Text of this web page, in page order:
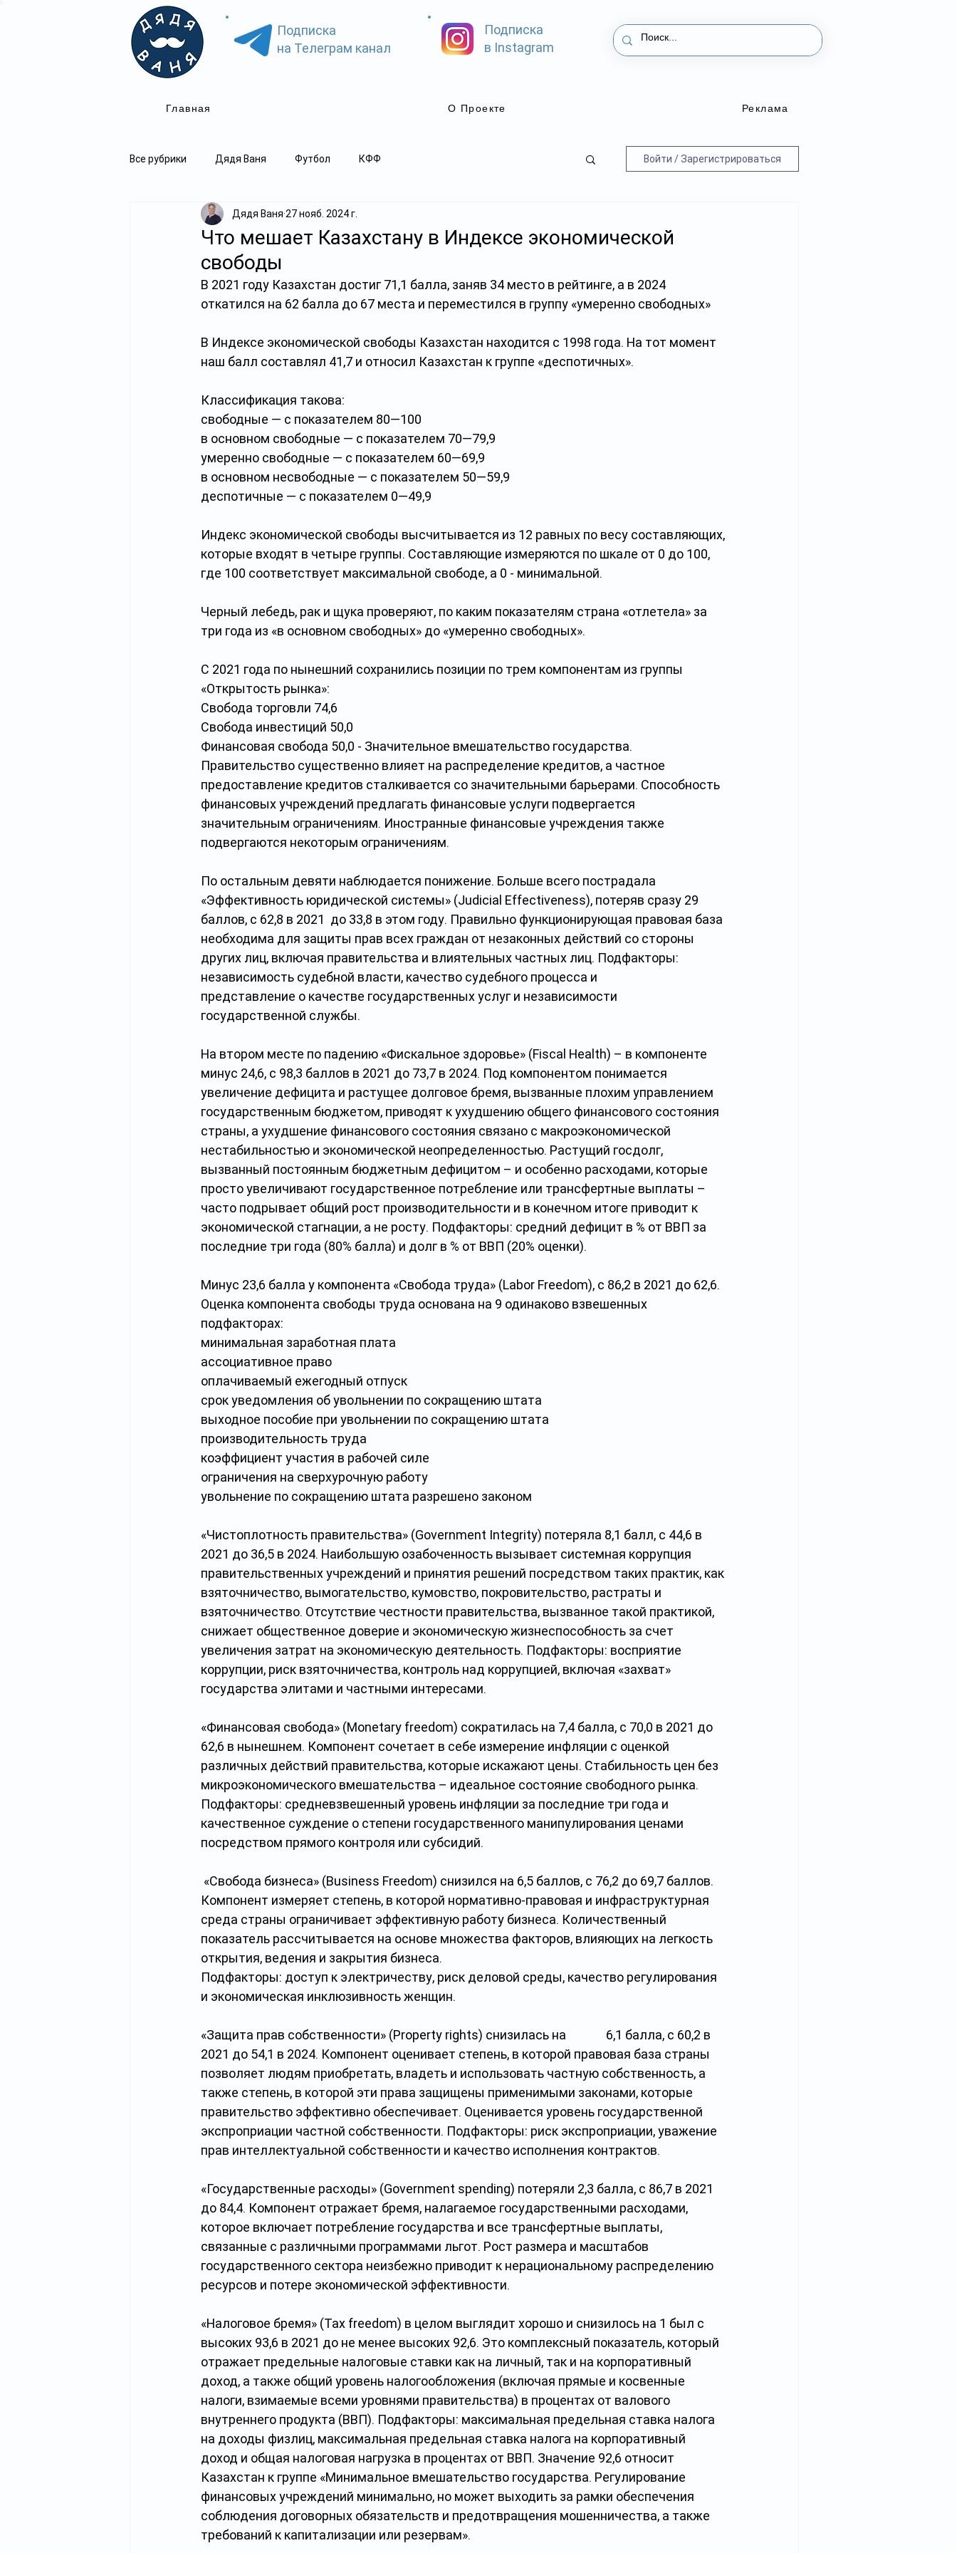
Подписка
на Телеграм канал
Главная
Подписка
в Instagram
О Проекте Реклама
Все рубрики Дядя Ваня Футбол КФФ Войти / Зарегистрироваться
Что мешает Казахстану в Индексе экономической
свободы
Дядя Ваня 27 нояб. 2024 г.
В 2021 году Казахстан достиг 71,1 балла, заняв 34 место в рейтинге, а в 2024
откатился на 62 балла до 67 места и переместился в группу «умеренно свободных»
В Индексе экономической свободы Казахстан находится с 1998 года. На тот момент
наш балл составлял 41,7 и относил Казахстан к группе «деспотичных».
Классификация такова:
свободные — с показателем 80—100
в основном свободные — с показателем 70—79,9
умеренно свободные — с показателем 60—69,9
в основном несвободные — с показателем 50—59,9
деспотичные — с показателем 0—49,9
Индекс экономической свободы высчитывается из 12 равных по весу составляющих,
которые входят в четыре группы. Составляющие измеряются по шкале от 0 до 100,
где 100 соответствует максимальной свободе, а 0 - минимальной.
Черный лебедь, рак и щука проверяют, по каким показателям страна «отлетела» за
три года из «в основном свободных» до «умеренно свободных».
С 2021 года по нынешний сохранились позиции по трем компонентам из группы
«Открытость рынка»:
Свобода торговли 74,6
Свобода инвестиций 50,0
Финансовая свобода 50,0 - Значительное вмешательство государства.
Правительство существенно влияет на распределение кредитов, а частное
предоставление кредитов сталкивается со значительными барьерами. Способность
финансовых учреждений предлагать финансовые услуги подвергается
значительным ограничениям. Иностранные финансовые учреждения также
подвергаются некоторым ограничениям.
По остальным девяти наблюдается понижение. Больше всего пострадала
«Эффективность юридической системы» (Judicial Effectiveness), потеряв сразу 29
баллов, с 62,8 в 2021  до 33,8 в этом году. Правильно функционирующая правовая база
необходима для защиты прав всех граждан от незаконных действий со стороны
других лиц, включая правительства и влиятельных частных лиц. Подфакторы:
независимость судебной власти, качество судебного процесса и
представление о качестве государственных услуг и независимости
государственной службы.
На втором месте по падению «Фискальное здоровье» (Fiscal Health) – в компоненте
минус 24,6, с 98,3 баллов в 2021 до 73,7 в 2024. Под компонентом понимается
увеличение дефицита и растущее долговое бремя, вызванные плохим управлением
государственным бюджетом, приводят к ухудшению общего финансового состояния
страны, а ухудшение финансового состояния связано с макроэкономической
нестабильностью и экономической неопределенностью. Растущий госдолг,
вызванный постоянным бюджетным дефицитом – и особенно расходами, которые
просто увеличивают государственное потребление или трансфертные выплаты –
часто подрывает общий рост производительности и в конечном итоге приводит к
экономической стагнации, а не росту. Подфакторы: средний дефицит в % от ВВП за
последние три года (80% балла) и долг в % от ВВП (20% оценки).
Минус 23,6 балла у компонента «Свобода труда» (Labor Freedom), с 86,2 в 2021 до 62,6.
Оценка компонента свободы труда основана на 9 одинаково взвешенных
подфакторах:
минимальная заработная плата
ассоциативное право
оплачиваемый ежегодный отпуск
срок уведомления об увольнении по сокращению штата
выходное пособие при увольнении по сокращению штата
производительность труда
коэффициент участия в рабочей силе
ограничения на сверхурочную работу
увольнение по сокращению штата разрешено законом
«Чистоплотность правительства» (Government Integrity) потеряла 8,1 балл, с 44,6 в
2021 до 36,5 в 2024. Наибольшую озабоченность вызывает системная коррупция
правительственных учреждений и принятия решений посредством таких практик, как
взяточничество, вымогательство, кумовство, покровительство, растраты и
взяточничество. Отсутствие честности правительства, вызванное такой практикой,
снижает общественное доверие и экономическую жизнеспособность за счет
увеличения затрат на экономическую деятельность. Подфакторы: восприятие
коррупции, риск взяточничества, контроль над коррупцией, включая «захват»
государства элитами и частными интересами.
«Финансовая свобода» (Monetary freedom) сократилась на 7,4 балла, с 70,0 в 2021 до
62,6 в нынешнем. Компонент сочетает в себе измерение инфляции с оценкой
различных действий правительства, которые искажают цены. Стабильность цен без
микроэкономического вмешательства – идеальное состояние свободного рынка.
Подфакторы: средневзвешенный уровень инфляции за последние три года и
качественное суждение о степени государственного манипулирования ценами
посредством прямого контроля или субсидий.
«Свобода бизнеса» (Business Freedom) снизился на 6,5 баллов, с 76,2 до 69,7 баллов.
Компонент измеряет степень, в которой нормативно-правовая и инфраструктурная
среда страны ограничивает эффективную работу бизнеса. Количественный
показатель рассчитывается на основе множества факторов, влияющих на легкость
открытия, ведения и закрытия бизнеса.
Подфакторы: доступ к электричеству, риск деловой среды, качество регулирования
и экономическая инклюзивность женщин.
«Защита прав собственности» (Property rights) снизилась на              6,1 балла, с 60,2 в
2021 до 54,1 в 2024. Компонент оценивает степень, в которой правовая база страны
позволяет людям приобретать, владеть и использовать частную собственность, а
также степень, в которой эти права защищены применимыми законами, которые
правительство эффективно обеспечивает. Оценивается уровень государственной
экспроприации частной собственности. Подфакторы: риск экспроприации, уважение
прав интеллектуальной собственности и качество исполнения контрактов.
«Государственные расходы» (Government spending) потеряли 2,3 балла, с 86,7 в 2021
до 84,4. Компонент отражает бремя, налагаемое государственными расходами,
которое включает потребление государства и все трансфертные выплаты,
связанные с различными программами льгот. Рост размера и масштабов
государственного сектора неизбежно приводит к нерациональному распределению
ресурсов и потере экономической эффективности.
«Налоговое бремя» (Tax freedom) в целом выглядит хорошо и снизилось на 1 был с
высоких 93,6 в 2021 до не менее высоких 92,6. Это комплексный показатель, который
отражает предельные налоговые ставки как на личный, так и на корпоративный
доход, а также общий уровень налогообложения (включая прямые и косвенные
налоги, взимаемые всеми уровнями правительства) в процентах от валового
внутреннего продукта (ВВП). Подфакторы: максимальная предельная ставка налога
на доходы физлиц, максимальная предельная ставка налога на корпоративный
доход и общая налоговая нагрузка в процентах от ВВП. Значение 92,6 относит
Казахстан к группе «Минимальное вмешательство государства. Регулирование
финансовых учреждений минимально, но может выходить за рамки обеспечения
соблюдения договорных обязательств и предотвращения мошенничества, а также
требований к капитализации или резервам».